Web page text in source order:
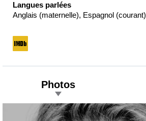
Langues parlées
Anglais (maternelle), Espagnol (courant)
Photos